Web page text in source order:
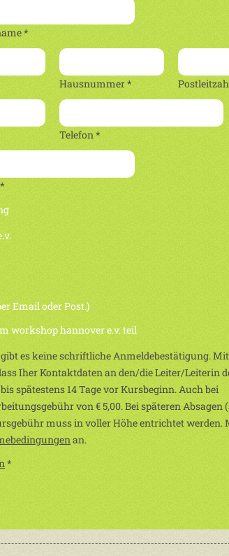
*
Hausnummer *
Telefon *
Email oder Post.)
workshop hannover e.v. teil
es keine schriftliche Anmeldebestätigung.
Iher Kontaktdaten an den/die Leiter/Leiterin
spätestens 14 Tage vor Kursbeginn. Auch bei
von € 5,00. Bei späteren Absagen
muss in voller Höhe entrichtet werden.
an.
*